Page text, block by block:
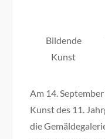
Bildende
Kunst
Am 14.
Kunst des 11.
die